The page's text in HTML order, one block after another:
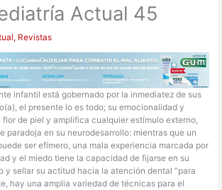
Actual 45
, Revistas
infantil está gobernado por la inmediatez de sus
el presente lo es todo; su emocionalidad y
flor de piel y amplifica cualquier estímulo externo,
paradoja en su neurodesarrollo: mientras que un
ser efímero, una mala experiencia marcada por
y el miedo tiene la capacidad de fijarse en su
y sellar su actitud hacia la atención dental “para
hay una amplia variedad de técnicas para el